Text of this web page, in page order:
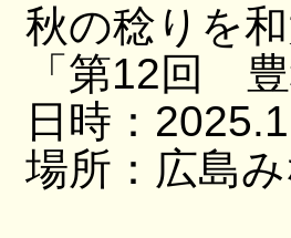
秋の稔りを
「第12回
日時：
場所：広島